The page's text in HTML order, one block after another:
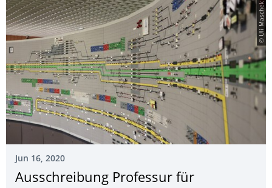
© Uli Maschek
Jun 16, 2020
Ausschreibung Professur für